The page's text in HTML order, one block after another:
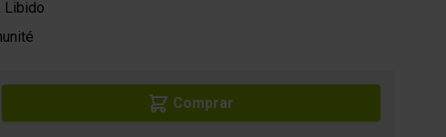
Libido
Comprar